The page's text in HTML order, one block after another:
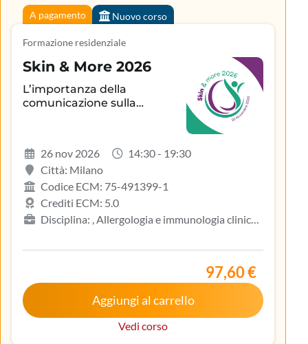
A pagamento Nuovo corso
Formazione residenziale
Skin & More 2026
L’importanza della
comunicazione sulla
dermatologica
26 nov 2026
14:30 - 19:30
Città: Milano
Codice ECM: 75-491399-1
Crediti ECM: 5.0
Disciplina: , Allergologia e immunologia clinica,
Medicina del lavoro e sicurezza degli ambienti di
lavoro, Medicina generale (medici di famiglia)
97,60 €
Aggiungi al carrello
Vedi corso